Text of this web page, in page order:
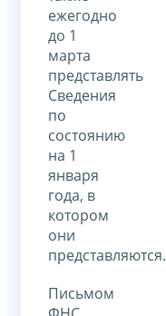
ежегодно
до 1
марта
представлять
Сведения
по
состоянию
на 1
января
года, в
котором
они
представляются.
Письмом